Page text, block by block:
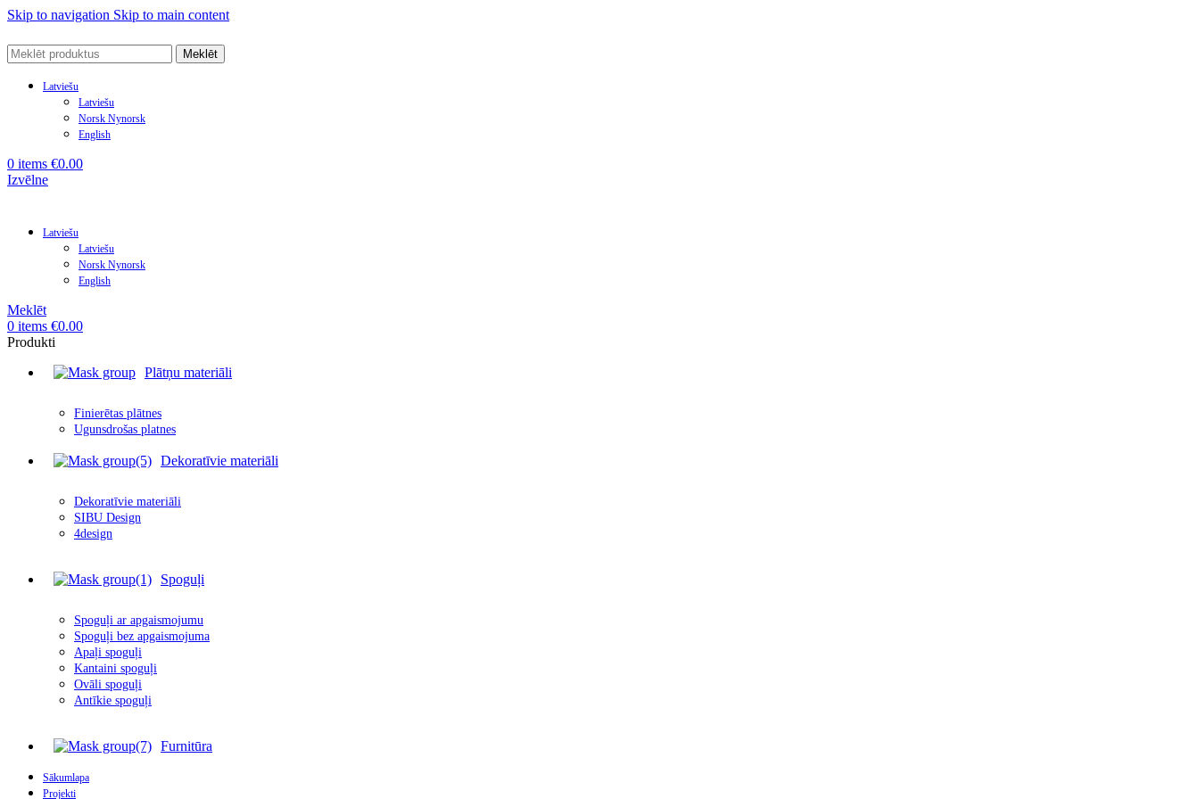
Skip to navigation Skip to main content
Meklēt
Latviešu
Latviešu
Norsk Nynorsk
English
0 items €0.00
Izvēlne
Latviešu
Latviešu
Norsk Nynorsk
English
Meklēt
0 items €0.00
Produkti
Plātņu materiāli
Finierētas plātnes
Ugunsdrošas platnes
Dekoratīvie materiāli
Dekoratīvie materiāli
SIBU Design
4design
Spoguļi
Spoguļi ar apgaismojumu
Spoguļi bez apgaismojuma
Apaļi spoguļi
Kantaini spoguļi
Ovāli spoguļi
Antīkie spoguļi
Furnitūra
Sākumlapa
Projekti